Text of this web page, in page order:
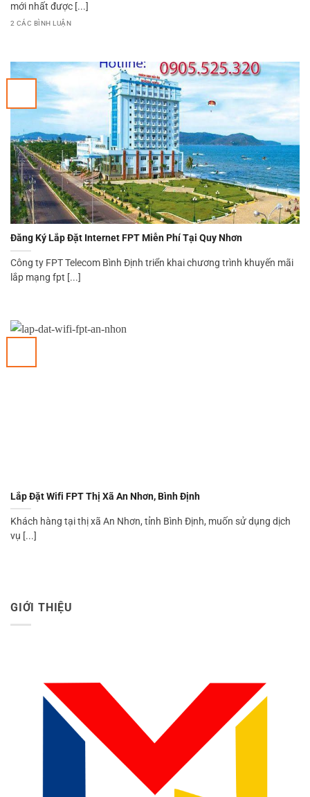
mới nhất được [...]
2 CÁC BÌNH LUẬN
Đăng Ký Lắp Đặt Internet FPT Miễn Phí Tại Quy Nhơn
Công ty FPT Telecom Bình Định triển khai chương trình khuyến mãi
lắp mạng fpt [...]
Lắp Đặt Wifi FPT Thị Xã An Nhơn, Bình Định
Khách hàng tại thị xã An Nhơn, tỉnh Bình Định, muốn sử dụng dịch
vụ [...]
GIỚI THIỆU